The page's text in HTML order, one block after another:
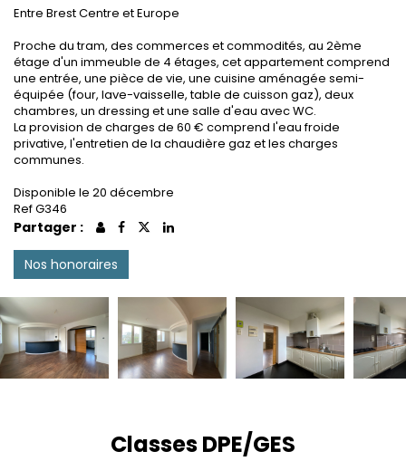
Entre Brest Centre et Europe
Proche du tram, des commerces et commodités, au 2ème
étage d'un immeuble de 4 étages, cet appartement comprend
une entrée, une pièce de vie, une cuisine aménagée semi-
équipée (four, lave-vaisselle, table de cuisson gaz), deux
chambres, un dressing et une salle d'eau avec WC.
La provision de charges de 60 € comprend l'eau froide
privative, l'entretien de la chaudière gaz et les charges
communes.
Disponible le 20 décembre
Ref G346
Partager :
Nos honoraires
Classes DPE/GES